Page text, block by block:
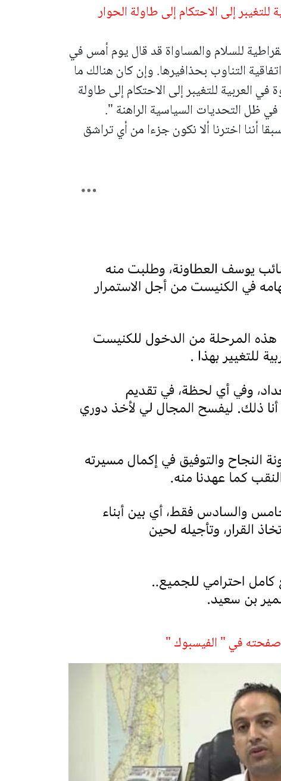
إلى الاحتكام إلى طاولة الحوار
للسلام والمساواة قد قال يوم أمس في
التناوب بحذافيرها. وإن كان هنالك ما
العربية للتغيبر إلى الاحتكام إلى طاولة
في ظل التحديات السياسية الراهنة ".
أننا اخترنا ألا نكون جزءا من أي تراشق
في " الفيسبوك "